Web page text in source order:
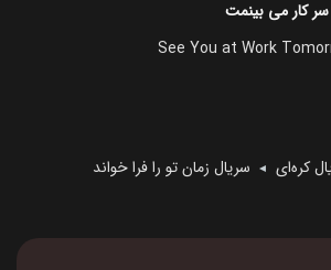
سر کار می‌ بینمت
See You at Work
کره‌ای ◄ سریال زمان تو را فرا خواند